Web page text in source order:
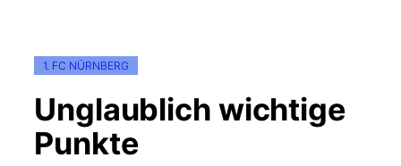
1. FC NÜRNBERG
Unglaublich wichtige
Punkte